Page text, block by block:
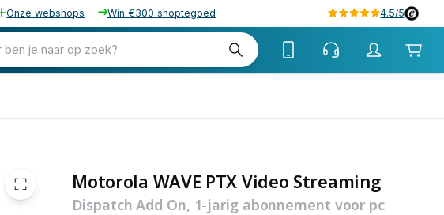
Onze webshops Win €300 shoptegoed 4.5/5
ben je naar op zoek?
Motorola WAVE PTX Video Streaming
Dispatch Add On, 1-jarig abonnement voor pc
880,00 excl. btw
1.064,80 incl. btw